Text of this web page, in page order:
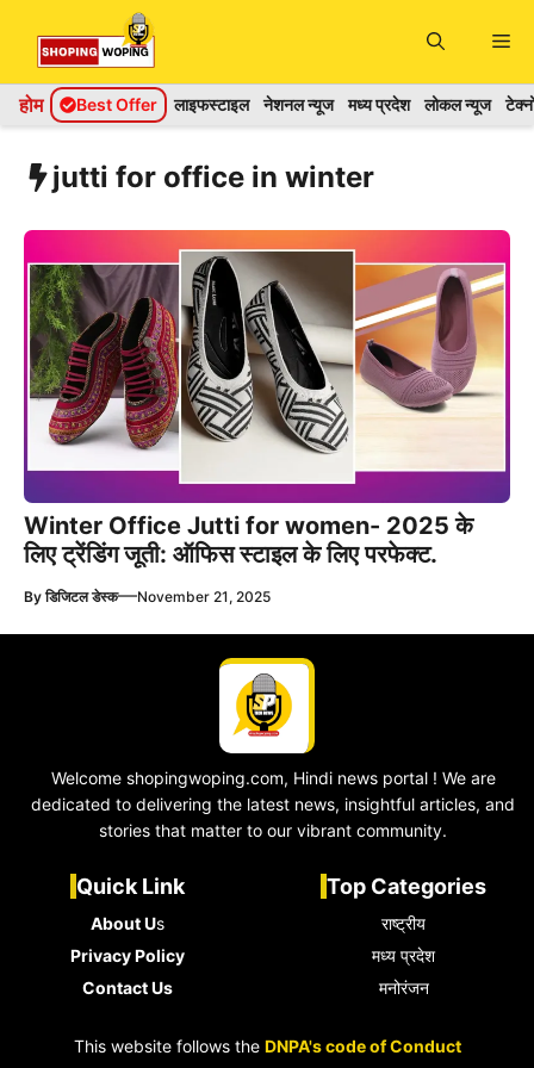
content
होम Best Offer लाइफस्टाइल नेशनल न्यूज मध्य प्रदेश लोकल न्यूज
jutti for office in winter
Winter Office Jutti for women- 2025 के
लिए ट्रेंडिंग जूती: ऑफिस स्टाइल के लिए परफेक्ट.
Byडिजिटल डेस्क—November 21, 2025
Welcome shopingwoping.com, Hindi news portal ! We are
dedicated to delivering the latest news, insightful articles, and
stories that matter to our vibrant community.
Quick Link
About Us
Privacy Policy
Contact Us
Top Categories
राष्ट्रीय
मध्य प्रदेश
मनोरंजन
This website follows the DNPA's code of Conduct